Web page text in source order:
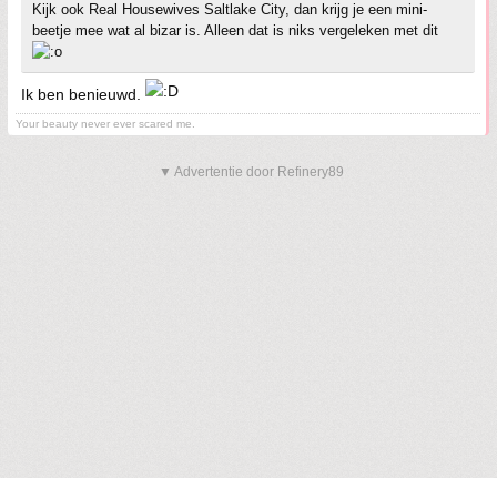
Kijk ook Real Housewives Saltlake City, dan krijg je een mini-
beetje mee wat al bizar is. Alleen dat is niks vergeleken met dit
Ik ben benieuwd.
Your beauty never ever scared me.
▼ Advertentie door Refinery89